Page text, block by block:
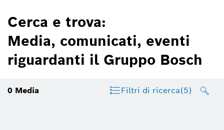
Cerca e trova:
Media, comunicati, eventi
riguardanti il Gruppo Bosch
0 Media Filtri di ricerca(5)